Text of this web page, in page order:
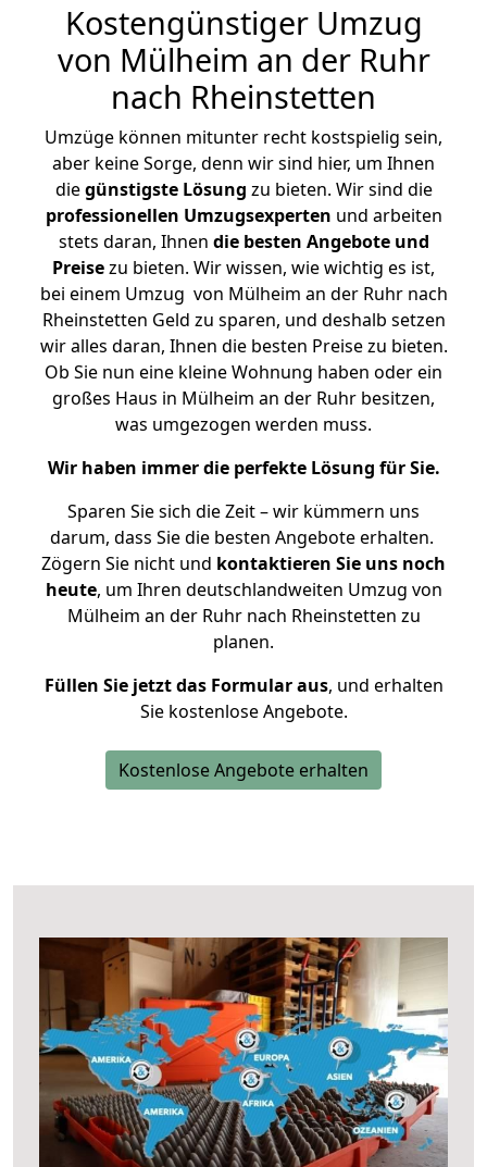
Kostengünstiger Umzug
von Mülheim an der Ruhr
nach Rheinstetten
Umzüge können mitunter recht kostspielig sein,
aber keine Sorge, denn wir sind hier, um Ihnen
diegünstigste Lösung zu bieten. Wir sind die
professionellen Umzugsexperten und arbeiten
stets daran, Ihnen die besten Angebote und
Preisezu bieten. Wir wissen, wie wichtig es ist,
bei einem Umzug von Mülheim an der Ruhr nach
Rheinstetten Geld zu sparen, und deshalb setzen
wir alles daran, Ihnen die besten Preise zu bieten.
Ob Sie nun eine kleine Wohnung haben oder ein
großes Haus in Mülheim an der Ruhr besitzen,
was umgezogen werden muss.
Wir haben immer die perfekte Lösung für Sie.
Sparen Sie sich die Zeit – wir kümmern uns
darum, dass Sie die besten Angebote erhalten.
Zögern Sie nicht und kontaktieren Sie uns noch
heute, um Ihren deutschlandweiten Umzug von
Mülheim an der Ruhr nach Rheinstetten zu
planen.
Füllen Sie jetzt das Formular aus, und erhalten
Sie kostenlose Angebote.
Kostenlose Angebote erhalten